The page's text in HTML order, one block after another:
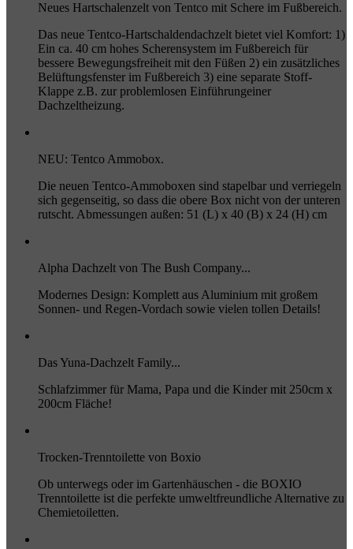
Neues Hartschalenzelt von Tentco mit Schere im Fußbereich.
Das neue Tentco-Hartschaldendachzelt bietet viel Komfort: 1)
Ein ca. 40 cm hohes Scherensystem im Fußbereich für
bessere Bewegungsfreiheit mit den Füßen 2) ein zusätzliches
Belüftungsfenster im Fußbereich 3) eine separate Stoff-
Klappe z.B. zur problemlosen Einführungeiner
Dachzeltheizung.
NEU: Tentco Ammobox.
Die neuen Tentco-Ammoboxen sind stapelbar und verriegeln
sich gegenseitig, so dass die obere Box nicht von der unteren
rutscht. Abmessungen außen: 51 (L) x 40 (B) x 24 (H) cm
Alpha Dachzelt von The Bush Company...
Modernes Design: Komplett aus Aluminium mit großem
Sonnen- und Regen-Vordach sowie vielen tollen Details!
Das Yuna-Dachzelt Family...
Schlafzimmer für Mama, Papa und die Kinder mit 250cm x
200cm Fläche!
Trocken-Trenntoilette von Boxio
Ob unterwegs oder im Gartenhäuschen - die BOXIO
Trenntoilette ist die perfekte umweltfreundliche Alternative zu
Chemietoiletten.